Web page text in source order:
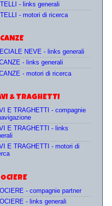
- links generali
- motori di ricerca
NEVE - links generali
- links generali
- motori di ricerca
& TRAGHETTI
E TRAGHETTI - compagnie
E TRAGHETTI - links
E TRAGHETTI - motori di
- compagnie partner
- links generali